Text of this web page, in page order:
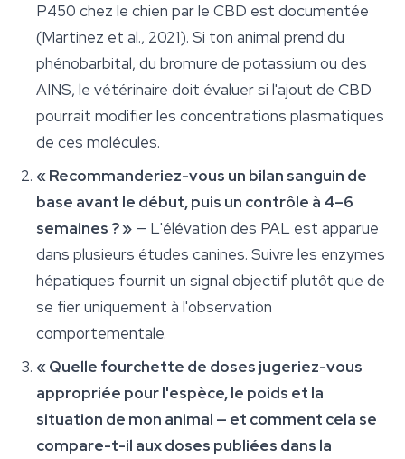
P450 chez le chien par le CBD est documentée
(Martinez et al., 2021). Si ton animal prend du
phénobarbital, du bromure de potassium ou des
AINS, le vétérinaire doit évaluer si l'ajout de CBD
pourrait modifier les concentrations plasmatiques
de ces molécules.
« Recommanderiez-vous un bilan sanguin de
base avant le début, puis un contrôle à 4–6
semaines ? » — L'élévation des PAL est apparue
dans plusieurs études canines. Suivre les enzymes
hépatiques fournit un signal objectif plutôt que de
se fier uniquement à l'observation
comportementale.
« Quelle fourchette de doses jugeriez-vous
appropriée pour l'espèce, le poids et la
situation de mon animal — et comment cela se
compare-t-il aux doses publiées dans la